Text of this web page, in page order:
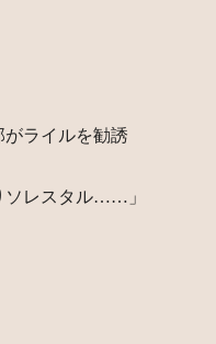
ライルを勧誘
ソレスタル……」